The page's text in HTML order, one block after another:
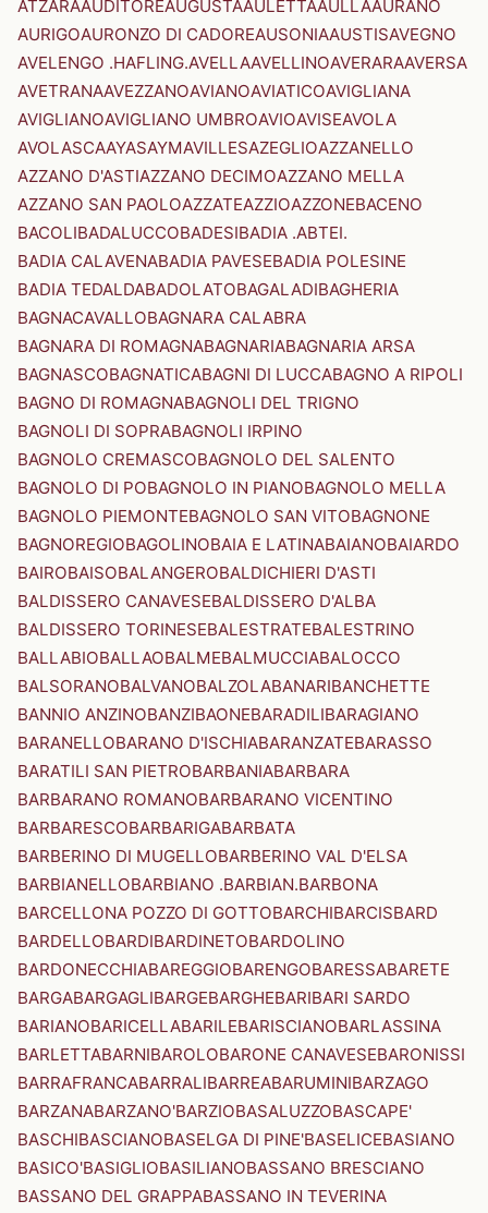
ATZARAAUDITOREAUGUSTAAULETTAAULLAAURANO
AURIGOAURONZO DI CADOREAUSONIAAUSTISAVEGNO
AVELENGO .HAFLING.AVELLAAVELLINOAVERARAAVERSA
AVETRANAAVEZZANOAVIANOAVIATICOAVIGLIANA
AVIGLIANOAVIGLIANO UMBROAVIOAVISEAVOLA
AVOLASCAAYASAYMAVILLESAZEGLIOAZZANELLO
AZZANO D'ASTIAZZANO DECIMOAZZANO MELLA
AZZANO SAN PAOLOAZZATEAZZIOAZZONEBACENO
BACOLIBADALUCCOBADESIBADIA .ABTEI.
BADIA CALAVENABADIA PAVESEBADIA POLESINE
BADIA TEDALDABADOLATOBAGALADIBAGHERIA
BAGNACAVALLOBAGNARA CALABRA
BAGNARA DI ROMAGNABAGNARIABAGNARIA ARSA
BAGNASCOBAGNATICABAGNI DI LUCCABAGNO A RIPOLI
BAGNO DI ROMAGNABAGNOLI DEL TRIGNO
BAGNOLI DI SOPRABAGNOLI IRPINO
BAGNOLO CREMASCOBAGNOLO DEL SALENTO
BAGNOLO DI POBAGNOLO IN PIANOBAGNOLO MELLA
BAGNOLO PIEMONTEBAGNOLO SAN VITOBAGNONE
BAGNOREGIOBAGOLINOBAIA E LATINABAIANOBAIARDO
BAIROBAISOBALANGEROBALDICHIERI D'ASTI
BALDISSERO CANAVESEBALDISSERO D'ALBA
BALDISSERO TORINESEBALESTRATEBALESTRINO
BALLABIOBALLAOBALMEBALMUCCIABALOCCO
BALSORANOBALVANOBALZOLABANARIBANCHETTE
BANNIO ANZINOBANZIBAONEBARADILIBARAGIANO
BARANELLOBARANO D'ISCHIABARANZATEBARASSO
BARATILI SAN PIETROBARBANIABARBARA
BARBARANO ROMANOBARBARANO VICENTINO
BARBARESCOBARBARIGABARBATA
BARBERINO DI MUGELLOBARBERINO VAL D'ELSA
BARBIANELLOBARBIANO .BARBIAN.BARBONA
BARCELLONA POZZO DI GOTTOBARCHIBARCISBARD
BARDELLOBARDIBARDINETOBARDOLINO
BARDONECCHIABAREGGIOBARENGOBARESSABARETE
BARGABARGAGLIBARGEBARGHEBARIBARI SARDO
BARIANOBARICELLABARILEBARISCIANOBARLASSINA
BARLETTABARNIBAROLOBARONE CANAVESEBARONISSI
BARRAFRANCABARRALIBARREABARUMINIBARZAGO
BARZANABARZANO'BARZIOBASALUZZOBASCAPE'
BASCHIBASCIANOBASELGA DI PINE'BASELICEBASIANO
BASICO'BASIGLIOBASILIANOBASSANO BRESCIANO
BASSANO DEL GRAPPABASSANO IN TEVERINA